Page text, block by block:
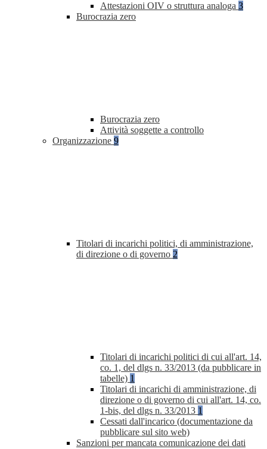
Attestazioni OIV o struttura analoga 3
Burocrazia zero
Burocrazia zero
Attività soggette a controllo
Organizzazione 9
Titolari di incarichi politici, di amministrazione,
di direzione o di governo 2
Titolari di incarichi politici di cui all'art. 14,
co. 1, del dlgs n. 33/2013 (da pubblicare in
tabelle) 1
Titolari di incarichi di amministrazione, di
direzione o di governo di cui all'art. 14, co.
1-bis, del dlgs n. 33/2013 1
Cessati dall'incarico (documentazione da
pubblicare sul sito web)
Sanzioni per mancata comunicazione dei dati